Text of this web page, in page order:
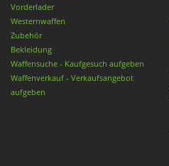
Vorderlader
Westernwaffen
Zubehör
Bekleidung
Waffensuche - Kaufgesuch aufgeben
Waffenverkauf - Verkaufsangebot
aufgeben